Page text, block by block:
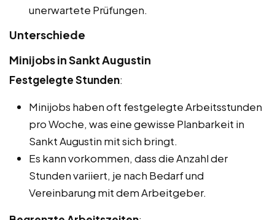
unerwartete Prüfungen.
Unterschiede
Minijobs in Sankt Augustin
Festgelegte Stunden:
Minijobs haben oft festgelegte Arbeitsstunden
pro Woche, was eine gewisse Planbarkeit in
Sankt Augustin mit sich bringt.
Es kann vorkommen, dass die Anzahl der
Stunden variiert, je nach Bedarf und
Vereinbarung mit dem Arbeitgeber.